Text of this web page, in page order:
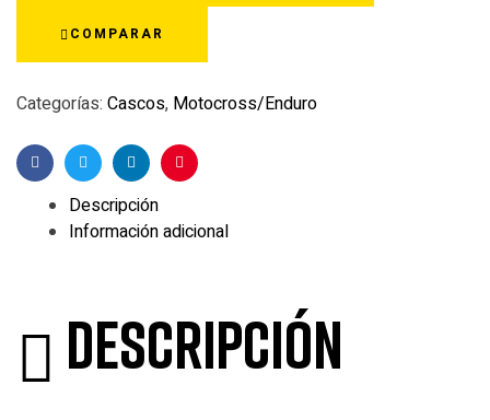
cantidadCOMPARAR
Categorías: Cascos, Motocross/Enduro
FacebookTwitterLinkedinPinterest
Descripción
Información adicional
Descripción